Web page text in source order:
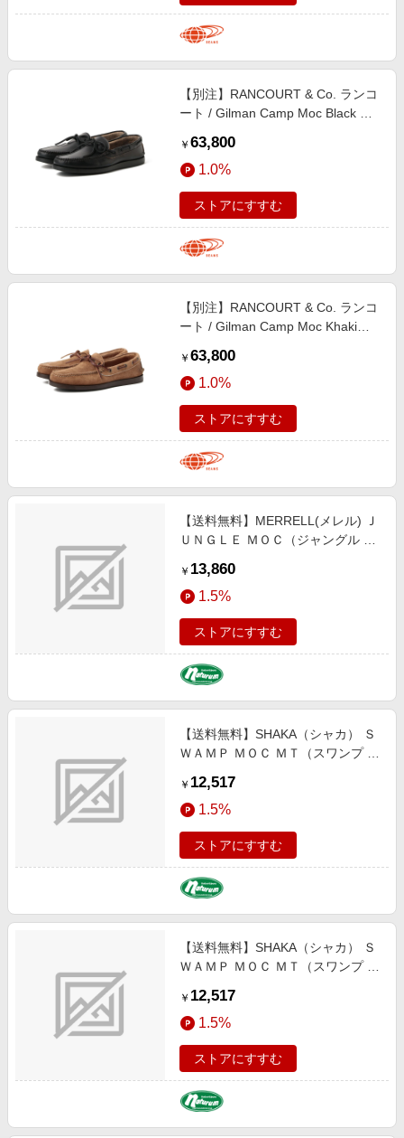
【別注】RANCOURT & Co. ランコ
ート / Gilman Camp Moc Black シ
￥ 63,800
1.0%
ストアにすすむ
【別注】RANCOURT & Co. ランコ
ート / Gilman Camp Moc Khaki
￥ 63,800
1.0%
ストアにすすむ
【送料無料】MERRELL(メレル) Ｊ
ＵＮＧＬＥ ＭＯＣ（ジャングル モ
ＨＴ M60825
￥ 13,860
1.5%
ストアにすすむ
【送料無料】SHAKA（シャカ） Ｓ
ＷＡＭＰ ＭＯＣ ＭＴ（スワンプ モ
ｃｍ ＴＡＵＰＥ／ＢＬＡＣＫ SK-
232
￥ 12,517
1.5%
ストアにすすむ
【送料無料】SHAKA（シャカ） Ｓ
ＷＡＭＰ ＭＯＣ ＭＴ（スワンプ モ
ｃｍ ＢＬＡＣＫ SK-232
￥ 12,517
1.5%
ストアにすすむ